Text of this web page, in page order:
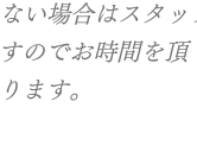
い場合はスタッ
のでお時間を頂
ます。